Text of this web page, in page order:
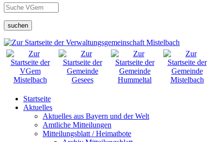
suchen
Startseite
Aktuelles
Aktuelles aus Bayern und der Welt
Amtliche Mitteilungen
Mitteilungsblatt / Heimatbote